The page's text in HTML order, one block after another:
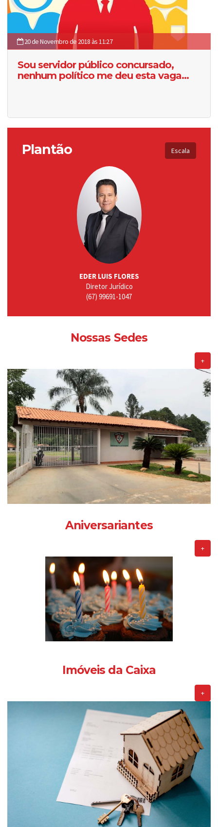
20 de Novembro de 2018 às 11:27
Sou servidor público concursado,
nenhum político me deu esta vaga...
Plantão Escala
EDER LUIS FLORES
Diretor Jurídico
(67) 99691-1047
Nossas Sedes
+
Aniversariantes
+
Imóveis da Caixa
+